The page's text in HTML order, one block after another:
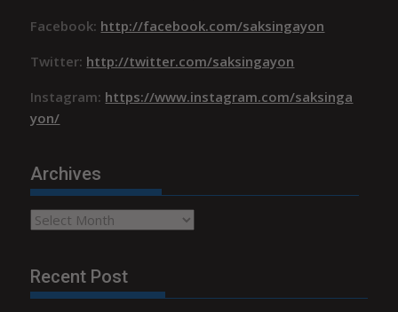
Facebook: http://facebook.com/saksingayon
Twitter: http://twitter.com/saksingayon
Instagram: https://www.instagram.com/saksinga
yon/
Archives
Archives
Recent Post